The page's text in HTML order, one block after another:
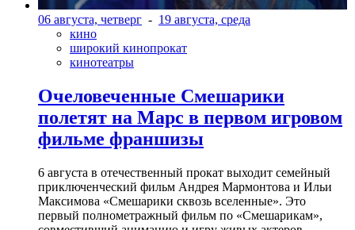
06 августа, четверг - 19 августа, среда
кино
широкий кинопрокат
кинотеатры
Очеловеченные Смешарики
полетят на Марс в первом игровом
фильме франшизы
6 августа в отечественный прокат выходит семейный
приключенческий фильм Андрея Мармонтова и Ильи
Максимова «Смешарики сквозь вселенные». Это
первый полнометражный фильм по «Смешарикам»,